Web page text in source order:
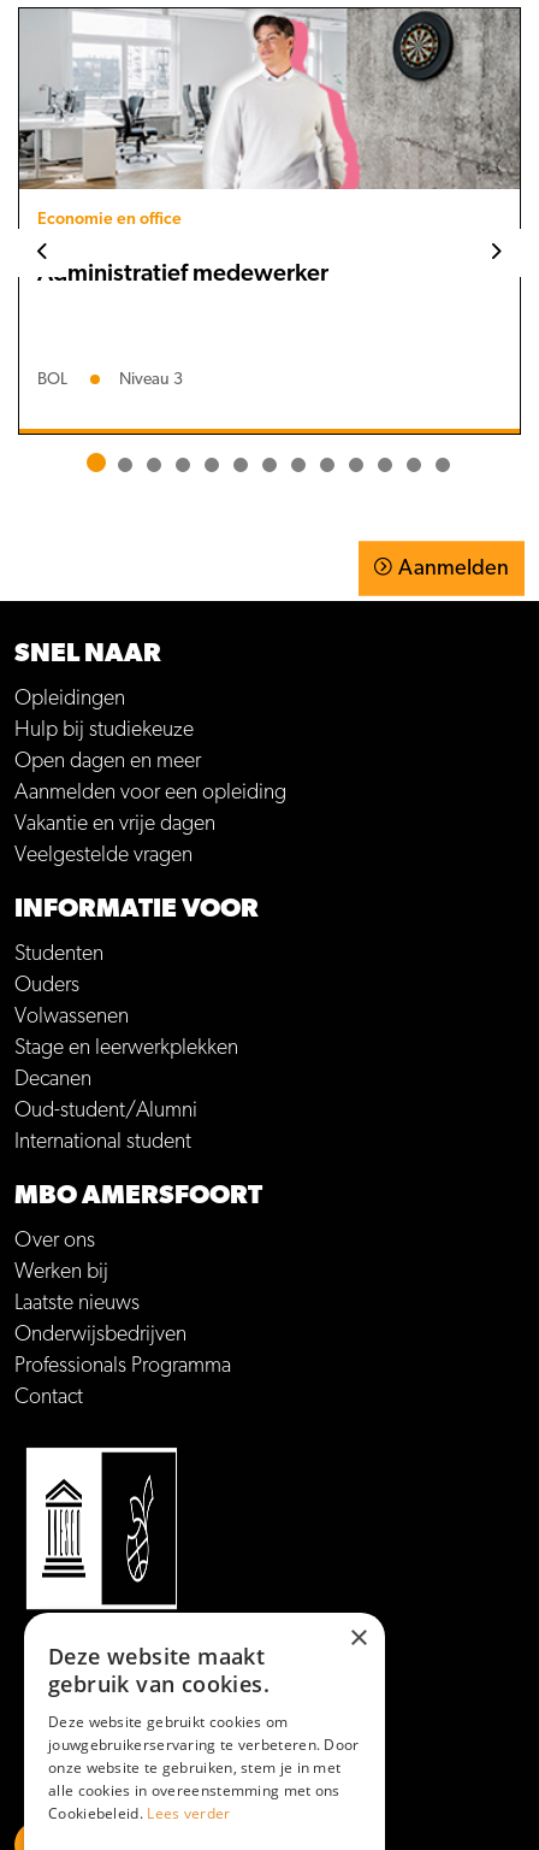
Economie en office
Administratief medewerker
BOL Niveau 3
Aanmelden
SNEL NAAR
Opleidingen
Hulp bij studiekeuze
Open dagen en meer
Aanmelden voor een opleiding
Vakantie en vrije dagen
Veelgestelde vragen
INFORMATIE VOOR
Studenten
Ouders
Volwassenen
Stage en leerwerkplekken
Decanen
Oud-student/Alumni
International student
MBO AMERSFOORT
Over ons
Werken bij
Laatste nieuws
Onderwijsbedrijven
Professionals Programma
Contact
×
Deze website maakt
gebruik van cookies.
Deze website gebruikt cookies om
jouwgebruikerservaring te verbeteren. Door
onze website te gebruiken, stem je in met
alle cookies in overeenstemming met ons
Cookiebeleid. Lees verder